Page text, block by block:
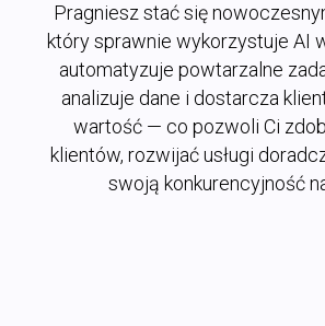
Pragniesz stać się
który sprawnie wykorzystuje AI
automatyzuje powtarzalne
analizuje dane i dostarcza
wartość — co pozwoli Ci
klientów, rozwijać usługi
swoją konkurencyjność